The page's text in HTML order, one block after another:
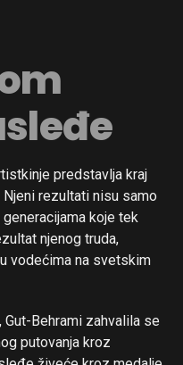
predstavlja kraj
rezultati nisu samo
koje tek
njenog truda,
vodećima na svetskim
Gut-Behrami zahvalila se
putovanja kroz